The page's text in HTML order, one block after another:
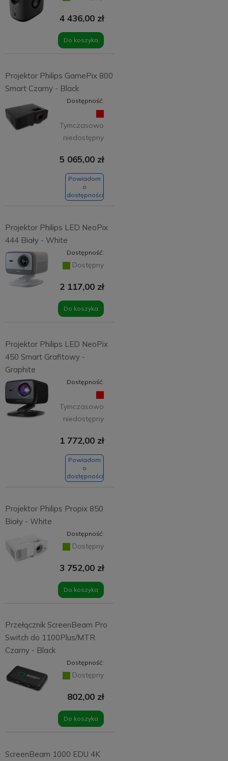
4 436,00 zł
Do koszyka
Projektor Philips GamePix 800
Smart Czarny - Black
Dostępność:
Tymczasowo
niedostępny
5 065,00 zł
Powiadom
o
dostępności
Projektor Philips LED NeoPix
444 Biały - White
Dostępność:
Dostępny
2 117,00 zł
Do koszyka
Projektor Philips LED NeoPix
450 Smart Grafitowy -
Graphite
Dostępność:
Tymczasowo
niedostępny
1 772,00 zł
Powiadom
o
dostępności
Projektor Philips Propix 850
Biały - White
Dostępność:
Dostępny
3 752,00 zł
Do koszyka
Przełącznik ScreenBeam Pro
Switch do 1100Plus/MTR
Czarny - Black
Dostępność:
Dostępny
802,00 zł
Do koszyka
ScreenBeam 1000 EDU 4K